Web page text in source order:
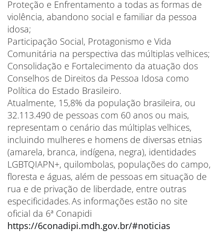
Proteção e Enfrentamento a todas as formas de
violência, abandono social e familiar da pessoa
idosa;
Participação Social, Protagonismo e Vida
Comunitária na perspectiva das múltiplas velhices;
Consolidação e Fortalecimento da atuação dos
Conselhos de Direitos da Pessoa Idosa como
Política do Estado Brasileiro.
Atualmente, 15,8% da população brasileira, ou
32.113.490 de pessoas com 60 anos ou mais,
representam o cenário das múltiplas velhices,
incluindo mulheres e homens de diversas etnias
(amarela, branca, indígena, negra), identidades
LGBTQIAPN+, quilombolas, populações do campo,
floresta e águas, além de pessoas em situação de
rua e de privação de liberdade, entre outras
especificidades. As informações estão no site
oficial da 6ª Conapidi
https://6conadipi.mdh.gov.br/#noticias